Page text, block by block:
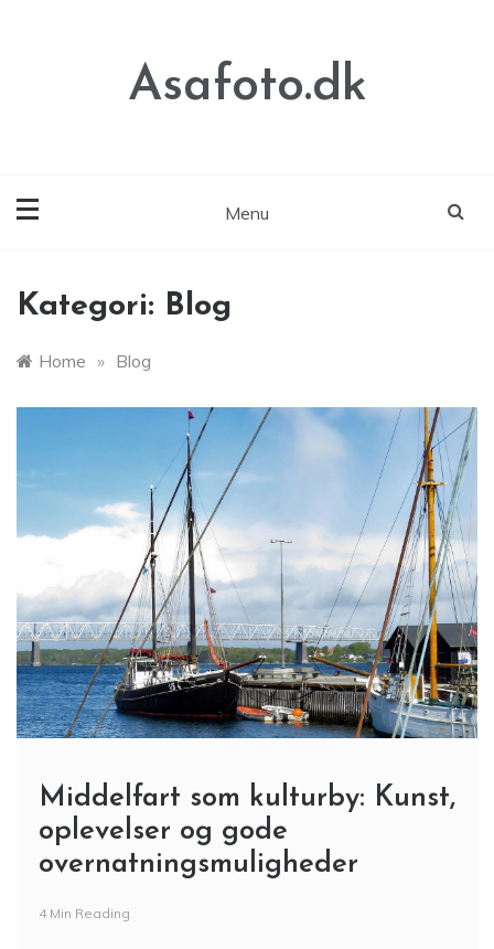
Asafoto.dk
Menu
Kategori: Blog
Home » Blog
Middelfart som kulturby: Kunst,
oplevelser og gode
overnatningsmuligheder
4 Min Reading